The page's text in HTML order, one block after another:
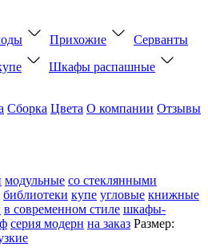
Прихожие
Серванты
Шкафы распашные
Сборка Цвета О компании Отзывы
модульные со стеклянными
библиотеки купе угловые книжные
в современном стиле шкафы-
серия модерн на заказ Размер: